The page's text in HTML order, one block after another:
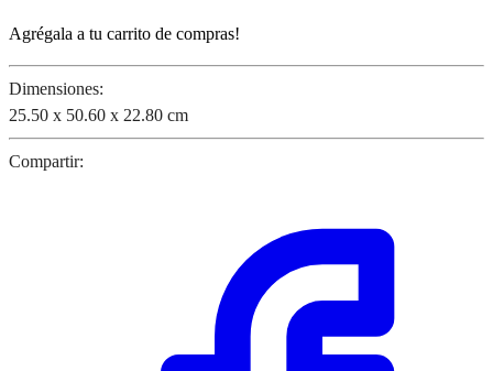
Agrégala a tu carrito de compras!
Dimensiones:
25.50 x 50.60 x 22.80 cm
Compartir: